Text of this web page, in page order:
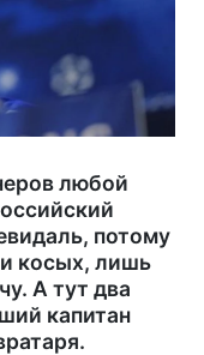
любой
потому
косых, лишь
А тут два
капитан